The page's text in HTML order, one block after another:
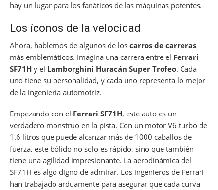
hay un lugar para los fanáticos de las máquinas potentes.
Los íconos de la velocidad
Ahora, hablemos de algunos de los carros de carreras
más emblemáticos. Imagina una carrera entre el Ferrari
SF71H y el Lamborghini Huracán Super Trofeo. Cada
uno tiene su personalidad, y cada uno representa lo mejor
de la ingeniería automotriz.
Empezando con el Ferrari SF71H, este auto es un
verdadero monstruo en la pista. Con un motor V6 turbo de
1.6 litros que puede alcanzar más de 1000 caballos de
fuerza, este bólido no solo es rápido, sino que también
tiene una agilidad impresionante. La aerodinámica del
SF71H es algo digno de admirar. Los ingenieros de Ferrari
han trabajado arduamente para asegurar que cada curva